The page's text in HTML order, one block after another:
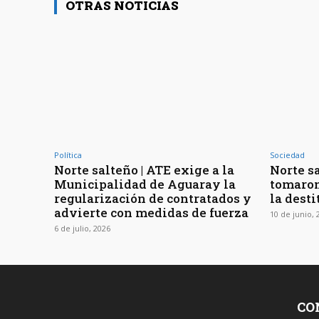
OTRAS NOTICIAS
Política
Norte salteño | ATE exige a la
Municipalidad de Aguaray la
regularización de contratados y
advierte con medidas de fuerza
6 de julio, 2026
Sociedad
Norte
la
10 de junio,